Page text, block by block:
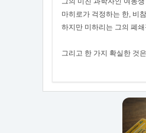
마히로가 걱정하는 한, 비
하지만 미하리는 그의 폐
그리고 한 가지 확실한 것